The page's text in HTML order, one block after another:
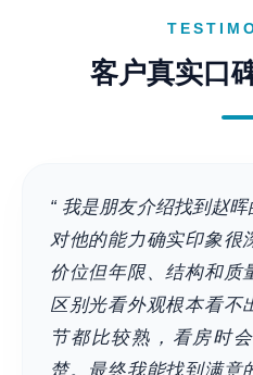
客户真实口
“ 我是朋友介绍找到赵晖
对他的能力确实印象很
价位但年限、结构和质
区别光看外观根本看不
节都比较熟，看房时
楚。最终我能找到满意